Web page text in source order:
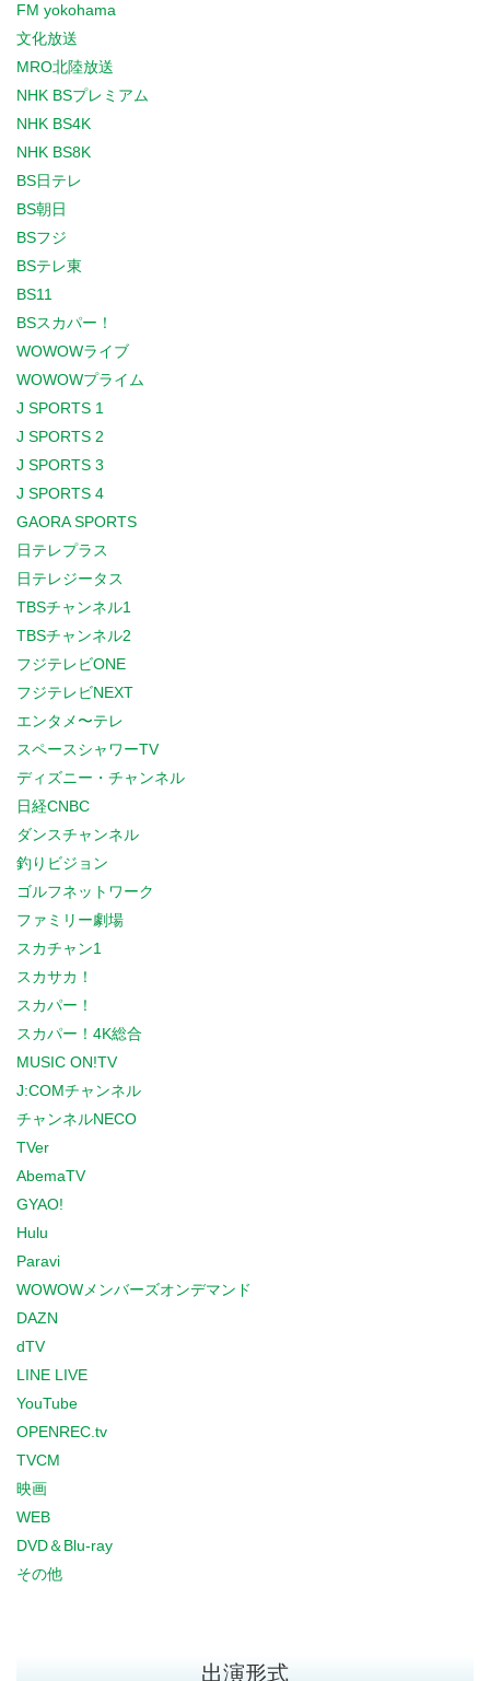
FM yokohama
文化放送
MRO北陸放送
NHK BSプレミアム
NHK BS4K
NHK BS8K
BS日テレ
BS朝日
BSフジ
BSテレ東
BS11
BSスカパー！
WOWOWライブ
WOWOWプライム
J SPORTS 1
J SPORTS 2
J SPORTS 3
J SPORTS 4
GAORA SPORTS
日テレプラス
日テレジータス
TBSチャンネル1
TBSチャンネル2
フジテレビONE
フジテレビNEXT
エンタメ〜テレ
スペースシャワーTV
ディズニー・チャンネル
日経CNBC
ダンスチャンネル
釣りビジョン
ゴルフネットワーク
ファミリー劇場
スカチャン1
スカサカ！
スカパー！
スカパー！4K総合
MUSIC ON!TV
J:COMチャンネル
チャンネルNECO
TVer
AbemaTV
GYAO!
Hulu
Paravi
WOWOWメンバーズオンデマンド
DAZN
dTV
LINE LIVE
YouTube
OPENREC.tv
TVCM
映画
WEB
DVD＆Blu-ray
その他
出演形式